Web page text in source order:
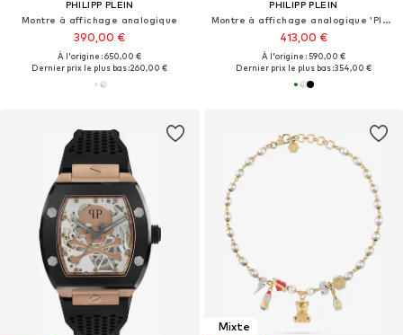
PHILIPP PLEIN
Montre à affichage analogique
390,00 €
À l'origine : 650,00 €
Dernier prix le plus bas :260,00 €
PHILIPP PLEIN
Montre à affichage analogique 'Pleinmter'
413,00 €
À l'origine : 590,00 €
Dernier prix le plus bas :354,00 €
Mixte